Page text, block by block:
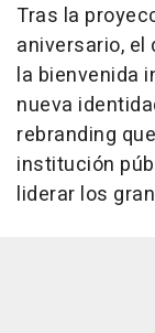
Tras la
aniversario, el
la bienvenida
nueva
rebranding
institución
liderar los